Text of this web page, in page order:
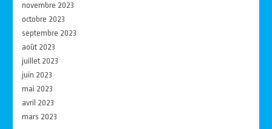
novembre 2023
octobre 2023
septembre 2023
août 2023
juillet 2023
juin 2023
mai 2023
avril 2023
mars 2023